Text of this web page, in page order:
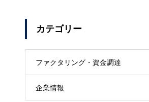
カテゴリー
ファクタリング・資金調達
企業情報